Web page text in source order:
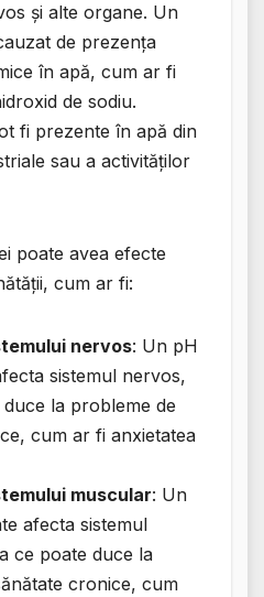
și alte organe. Un
de prezența
în apă, cum ar fi
de sodiu.
fi prezente în apă din
sau a activităților
poate avea efecte
cum ar fi:
nervos: Un pH
sistemul nervos,
la probleme de
cum ar fi anxietatea
muscular: Un
afecta sistemul
ce poate duce la
cronice, cum